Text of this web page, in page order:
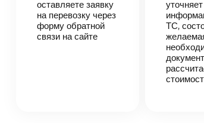
менеджер-
логист
свяжется с
вами,
оставляете заявку
на перевозку через
форму обратной
связи на сайте
уточняет
ТС,